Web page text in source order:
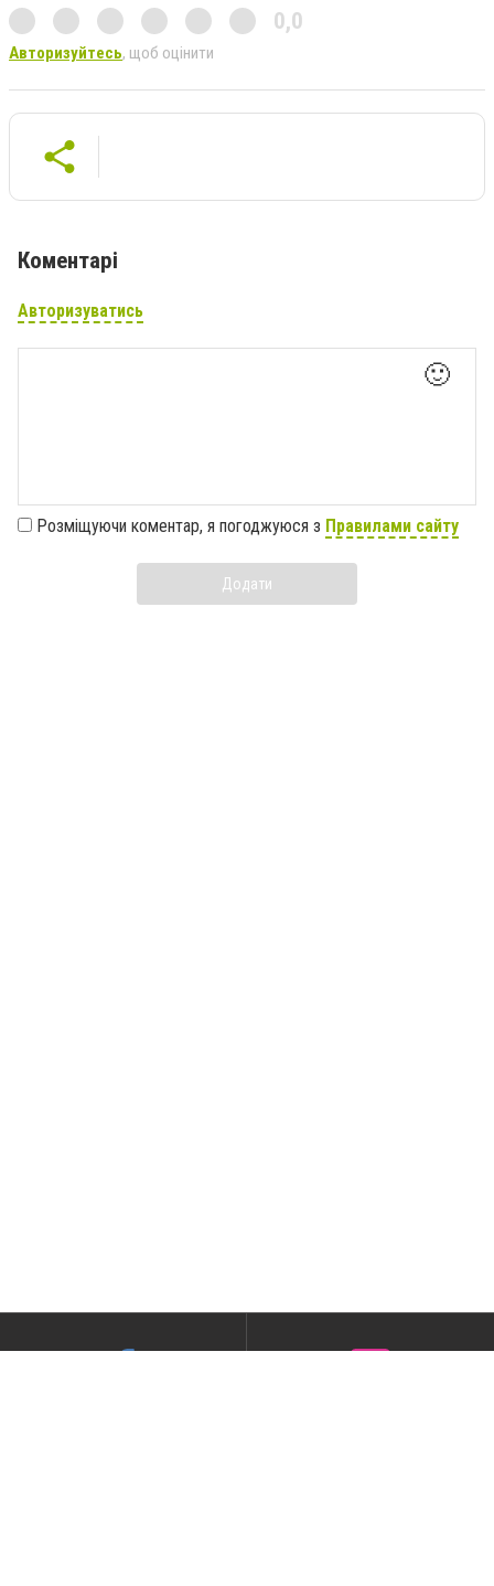
0,0
Авторизуйтесь, щоб оцінити
Коментарі
Авторизуватись
🙂
Розміщуючи коментар, я погоджуюся з Правилами сайту
Додати